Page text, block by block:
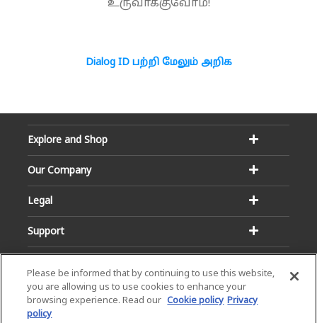
உருவாக்குவோம்!
Dialog ID பற்றி மேலும் அறிக
Explore and Shop
Our Company
Legal
Support
Please be informed that by continuing to use this website,
you are allowing us to use cookies to enhance your
browsing experience. Read our Cookie policy Privacy
policy